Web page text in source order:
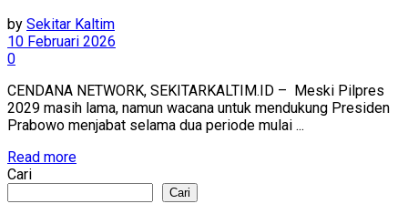
by Sekitar Kaltim
10 Februari 2026
0
CENDANA NETWORK, SEKITARKALTIM.ID – Meski Pilpres
2029 masih lama, namun wacana untuk mendukung Presiden
Prabowo menjabat selama dua periode mulai ...
Read more
Cari
Cari